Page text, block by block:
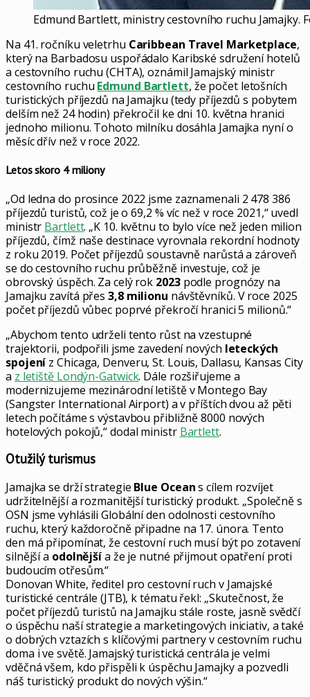
Edmund Bartlett, ministry cestovního ruchu Jamajky.
Na 41. ročníku veletrhu Caribbean Travel Marketplace,
který na Barbadosu uspořádalo Karibské sdružení hotelů
a cestovního ruchu (CHTA), oznámil Jamajský ministr
cestovního ruchu Edmund Bartlett, že počet letošních
turistických příjezdů na Jamajku (tedy příjezdů s pobytem
delším než 24 hodin) překročil ke dni 10. května hranici
jednoho milionu. Tohoto milníku dosáhla Jamajka nyní o
měsíc dřív než v roce 2022.
Letos skoro 4 miliony
„Od ledna do prosince 2022 jsme zaznamenali 2 478 386
příjezdů turistů, což je o 69,2 % víc než v roce 2021,“ uvedl
ministr Bartlett. „K 10. květnu to bylo více než jeden milion
příjezdů, čímž naše destinace vyrovnala rekordní hodnoty
z roku 2019. Počet příjezdů soustavně narůstá a zároveň
se do cestovního ruchu průběžně investuje, což je
obrovský úspěch. Za celý rok 2023podle prognózy na
Jamajku zavítá přes3,8 milionu návštěvníků. V roce 2025
počet příjezdů vůbec poprvé překročí hranici 5 milionů.“
„Abychom tento udrželi tento růst na vzestupné
trajektorii, podpořili jsme zavedení nových leteckých
spojení z Chicaga, Denveru, St. Louis, Dallasu, Kansas City
a z letiště Londýn-Gatwick. Dále rozšiřujeme a
modernizujeme mezinárodní letiště v Montego Bay
(Sangster International Airport) a v příštích dvou až pěti
letech počítáme s výstavbou přibližně 8000 nových
hotelových pokojů,“ dodal ministr Bartlett.
Otužilý turismus
Jamajka se drží strategie Blue Oceans cílem rozvíjet
udržitelnější a rozmanitější turistický produkt. „Společně s
OSN jsme vyhlásili Globální den odolnosti cestovního
ruchu, který každoročně připadne na 17. února. Tento
den má připomínat, že cestovní ruch musí být po zotavení
silnější a odolnějšía že je nutné přijmout opatření proti
budoucím otřesům.“
Donovan White, ředitel pro cestovní ruch v Jamajské
turistické centrále (JTB), k tématu řekl: „Skutečnost, že
počet příjezdů turistů na Jamajku stále roste, jasně svědčí
o úspěchu naší strategie a marketingových iniciativ, a také
o dobrých vztazích s klíčovými partnery v cestovním ruchu
doma i ve světě. Jamajský turistická centrála je velmi
vděčná všem, kdo přispěli k úspěchu Jamajky a pozvedli
náš turistický produkt do nových výšin.“